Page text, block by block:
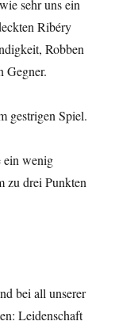
sehr uns ein
Ribéry
Robben
Gegner.
gestrigen Spiel.
ein wenig
zu drei Punkten
bei all unserer
Leidenschaft